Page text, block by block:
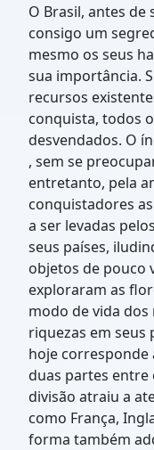
O Brasil, antes
consigo um
mesmo os seus
sua importância.
recursos
conquista, todos
desvendados. O
, sem se
entretanto, pela
conquistadores
a ser levadas
seus países,
objetos de pouco
exploraram as
modo de vida
riquezas em seus
hoje corresponde
duas partes entre
divisão atraiu a
como França,
forma também